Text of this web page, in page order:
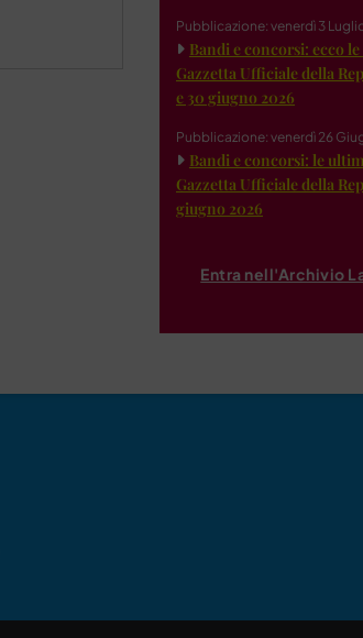
Pubblicazione: venerdì 3
Bandi e concorsi: ecco
Gazzetta Ufficiale della
e 30 giugno 2026
Pubblicazione: venerdì 26
Bandi e concorsi: le
Gazzetta Ufficiale della
giugno 2026
Entra nell'Archivio